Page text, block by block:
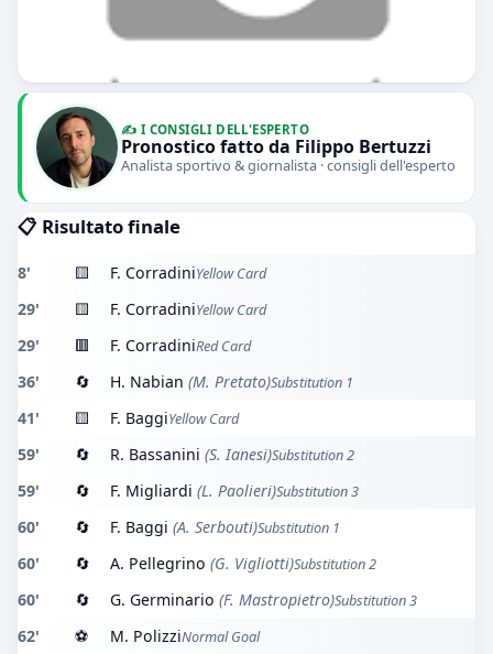
✍️ I CONSIGLI DELL'ESPERTO
Pronostico fatto da Filippo Bertuzzi
Analista sportivo & giornalista · consigli dell'esperto
📋 Risultato finale
8' 🟨 F. CorradiniYellow Card
29' 🟨 F. CorradiniYellow Card
29' 🟥 F. CorradiniRed Card
36' 🔄 H. Nabian (M. Pretato)Substitution 1
41' 🟨 F. BaggiYellow Card
59' 🔄 R. Bassanini (S. Ianesi)Substitution 2
59' 🔄 F. Migliardi (L. Paolieri)Substitution 3
60' 🔄 F. Baggi (A. Serbouti)Substitution 1
60' 🔄 A. Pellegrino (G. Vigliotti)Substitution 2
60' 🔄 G. Germinario (F. Mastropietro)Substitution 3
62' ⚽ M. PolizziNormal Goal